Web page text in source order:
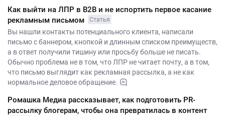
Как выйти на ЛПР в B2B и не испортить первое касание
рекламным письмом
Статья
Вы нашли контакты потенциального клиента, написали
письмо с баннером, кнопкой и длинным списком преимуществ,
а в ответ получили тишину или просьбу больше не писать.
Обычно проблема не в том, что ЛПР не читает почту, а в том,
что письмо выглядит как рекламная рассылка, а не как
нормальное деловое обращение.
Ромашка Медиа рассказывает, как подготовить PR-
рассылку блогерам, чтобы она превратилась в контент